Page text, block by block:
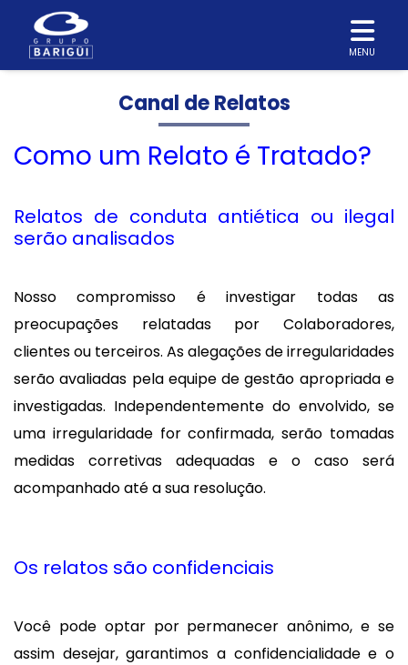
MENU
Canal de Relatos
Como um Relato é Tratado?
Relatos de conduta antiética ou ilegal
serão analisados
Nosso compromisso é investigar todas as
preocupações relatadas por Colaboradores,
clientes ou terceiros. As alegações de irregularidades
serão avaliadas pela equipe de gestão apropriada e
investigadas. Independentemente do envolvido, se
uma irregularidade for confirmada, serão tomadas
medidas corretivas adequadas e o caso será
acompanhado até a sua resolução.
Os relatos são confidenciais
Você pode optar por permanecer anônimo, e se
assim desejar, garantimos a confidencialidade e o